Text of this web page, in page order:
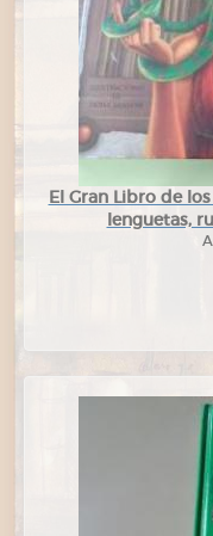
El Gran Libro de
lenguetas,